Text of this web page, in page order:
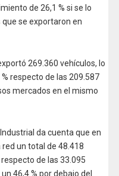
de 26,1 % si se lo
se exportaron en
269.360 vehículos, lo
respecto de las 209.587
mercados en el mismo
da cuenta que en
un total de 48.418
de las 33.095
46,4 % por debajo del